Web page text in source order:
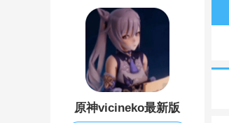
原神vicineko最新版